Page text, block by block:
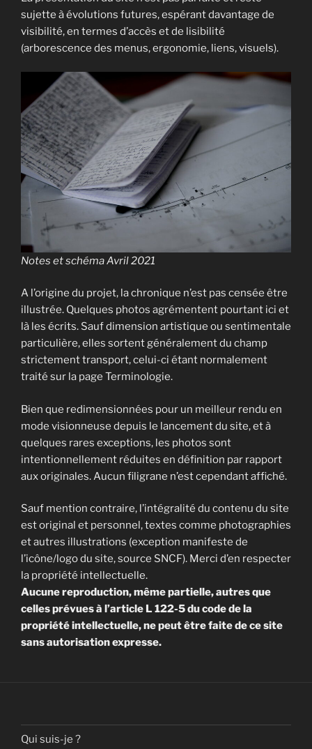
sujette à évolutions futures, espérant davantage de
visibilité, en termes d’accès et de lisibilité
(arborescence des menus, ergonomie, liens, visuels).
Notes et schéma Avril 2021
A l’origine du projet, la chronique n’est pas censée être
illustrée. Quelques photos agrémentent pourtant ici et
là les écrits. Sauf dimension artistique ou sentimentale
particulière, elles sortent généralement du champ
strictement transport, celui-ci étant normalement
traité sur la page Terminologie.
Bien que redimensionnées pour un meilleur rendu en
mode visionneuse depuis le lancement du site, et à
quelques rares exceptions, les photos sont
intentionnellement réduites en définition par rapport
aux originales. Aucun filigrane n’est cependant affiché.
Sauf mention contraire, l’intégralité du contenu du site
est original et personnel, textes comme photographies
et autres illustrations (exception manifeste de
l’icône/logo du site, source SNCF). Merci d’en respecter
la propriété intellectuelle.
Aucune reproduction, même partielle, autres que
celles prévues à l’article L 122-5 du code de la
propriété intellectuelle, ne peut être faite de ce site
sans autorisation expresse.
Qui suis-je ?